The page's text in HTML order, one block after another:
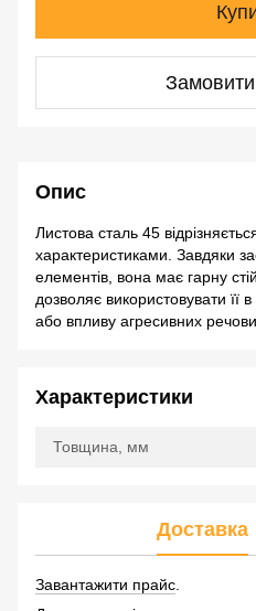
Опис
Листова сталь 45
характеристиками. Завдяки
елементів, вона має гарну
дозволяє використовувати її
або впливу агресивних
Характеристики
Товщина, мм
Доставка
Завантажити прайс